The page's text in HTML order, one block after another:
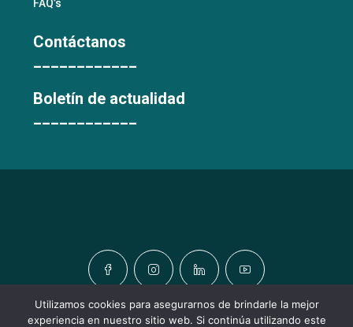
FAQ’s
Contáctanos
____________
Boletín de actualidad
____________
© TODOS LOS DERECHOS RESERVADOS © URBATIC HOMES
Utilizamos cookies para asegurarnos de brindarle la mejor
experiencia en nuestro sitio web. Si continúa utilizando este